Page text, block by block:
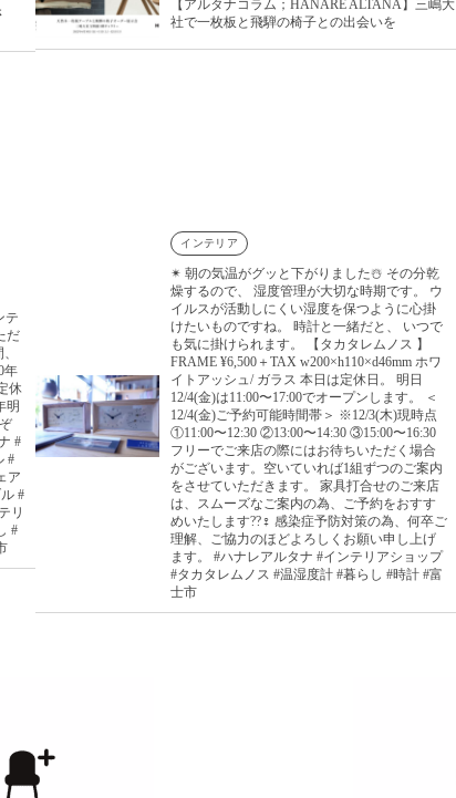
【アルタナコラム；HANARE ALTANA】三嶋大
社で一枚板と飛騨の椅子との出会いを
テ
だ
年
休
明
#
#
ア
#
リ
#
インテリア
✴︎ 朝の気温がグッと下がりました☃️ その分乾
燥するので、 湿度管理が大切な時期です。 ウ
イルスが活動しにくい湿度を保つように心掛
けたいものですね。 時計と一緒だと、 いつで
も気に掛けられます。 【タカタレムノス 】
FRAME ¥6,500＋TAX w200×h110×d46mm ホワ
イトアッシュ/ ガラス 本日は定休日。 明日
12/4(金)は11:00〜17:00でオープンします。 ＜
12/4(金)ご予約可能時間帯＞ ※12/3(木)現時点
①11:00〜12:30 ②13:00〜14:30 ③15:00〜16:30
フリーでご来店の際にはお待ちいただく場合
がございます。空いていれば1組ずつのご案内
をさせていただきます。 家具打合せのご来店
は、スムーズなご案内の為、ご予約をおすす
めいたします??‍♀️ 感染症予防対策の為、何卒ご
理解、ご協力のほどよろしくお願い申し上げ
ます。 #ハナレアルタナ #インテリアショップ
#タカタレムノス #温湿度計 #暮らし #時計 #富
士市